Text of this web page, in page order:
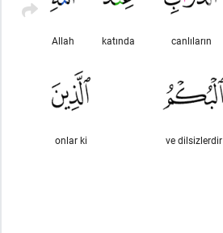
canlıların
katında
Allah
ve dilsizlerdir
onlar ki